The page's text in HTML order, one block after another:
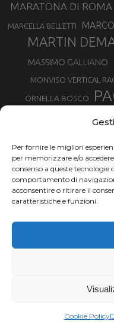
Per fornire le migliori
per memorizzare e/o
consenso a queste
comportamento di
acconsentire o ritirare il
caratteristiche e funzioni.
Cookie Policy
MARATONA DI ROMA
MARCELLA BELLETTI
MARTIN
MASSIMO GALLIANO
MONVISO VERTICAL
ORNELLA BOSCO
SILVIA SERAFINI SONIA GLAREY
TOUR MONVISO TRAIL
TURIN MARATHON
VALENTINA
Chi siamo |